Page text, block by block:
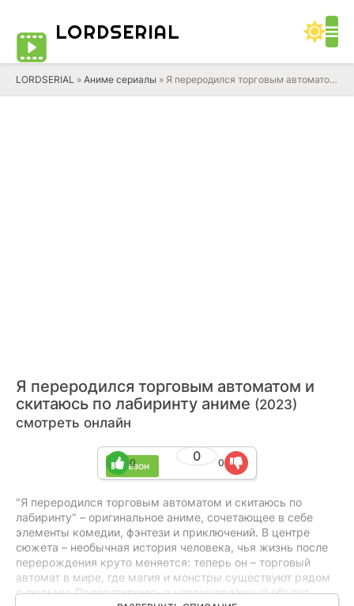
LORDSERIAL
LORDSERIAL » Аниме сериалы » Я переродился торговым автоматом и скитаюсь по лабиринту
Я переродился торговым автоматом и
скитаюсь по лабиринту аниме (2023)
смотреть онлайн
1 сезон
0
0 0
"Я переродился торговым автоматом и скитаюсь по
лабиринту" – оригинальное аниме, сочетающее в себе
элементы комедии, фэнтези и приключений. В центре
сюжета – необычная история человека, чья жизнь после
перерождения круто меняется: теперь он – торговый
автомат в мире, где магия и монстры существуют рядом
с людьми. Превратившись в неодушевлённый объект,